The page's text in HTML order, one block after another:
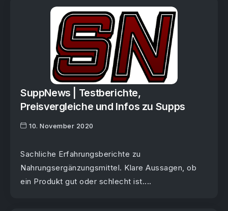
SuppNews | Testberichte,
Preisvergleiche und Infos zu Supps
10. November 2020
Sachliche Erfahrungsberichte zu
Nahrungsergänzungsmittel. Klare Aussagen, ob
ein Produkt gut oder schlecht ist....